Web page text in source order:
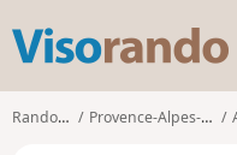
s
o
Randonnées Provence-Alpes-Côte d'Azur